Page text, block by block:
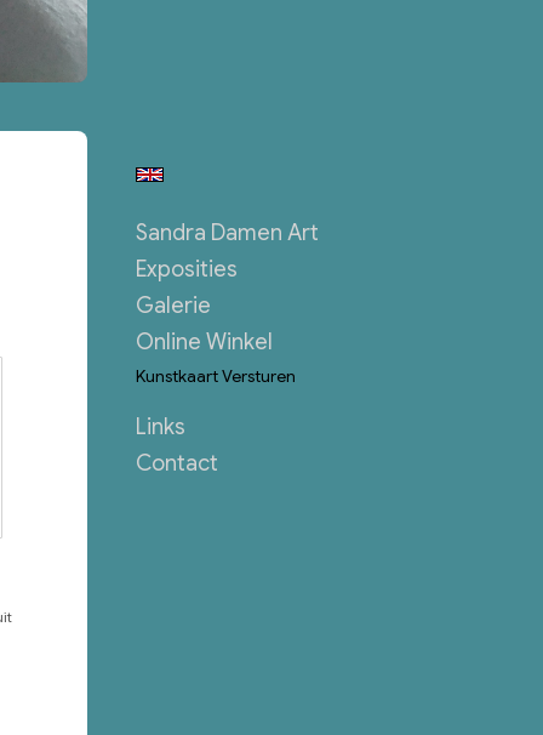
Sandra Damen Art
Exposities
Galerie
Online Winkel
Kunstkaart Versturen
Links
Contact